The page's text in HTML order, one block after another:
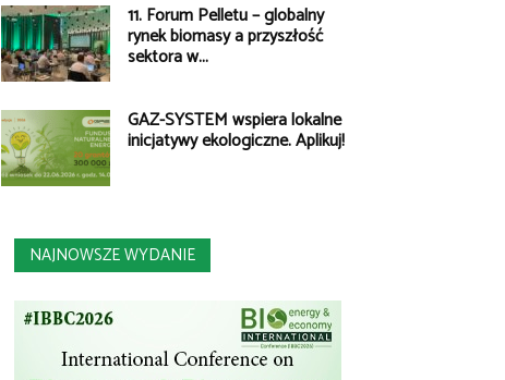
11. Forum Pelletu – globalny
rynek biomasy a przyszłość
sektora w...
GAZ-SYSTEM wspiera lokalne
inicjatywy ekologiczne. Aplikuj!
NAJNOWSZE WYDANIE